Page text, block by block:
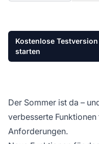
Kostenlose Testversion
starten
Der Sommer ist da –
verbesserte Funktionen
Anforderungen.